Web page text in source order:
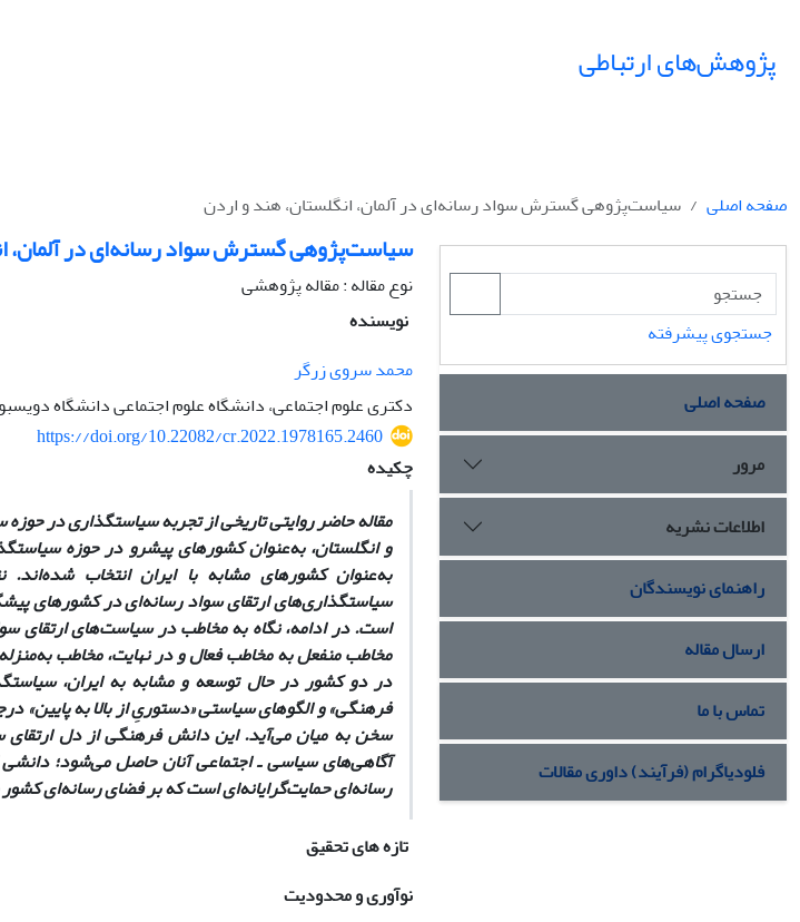
پژوهش‌های ارتباطی
صفحه اصلی سیاست‌پژوهی گسترش سواد رسانه‌ای در آلمان، انگلستان، هند و اردن
سیاست‌پژوهی گسترش سواد رسانه‌ای در آلمان،
نوع مقاله : مقاله پژوهشی
نویسنده
محمد سروی زرگر
دکتری علوم اجتماعی، دانشگاه علوم اجتماعی دانشگاه
https://doi.org/10.22082/cr.2022.1978165.2460
چکیده
مقاله حاضر روایتی تاریخی از تجربه سیاستگذاری در
و انگلستان، به‌عنوان کشورهای پیشرو در حوزه
به‌عنوان کشورهای مشابه با ایران انتخاب
سیاستگذاری‌های ارتقای سواد رسانه‌ای در کشورهای
است. در ادامه، نگاه به مخاطب در سیاست‌های ارتقای
مخاطب منفعل به مخاطب فعال و در نهایت، مخاطب
در دو کشور در حال توسعه و مشابه به ایران،
فرهنگی» و الگوهای سیاستی «دستوریِ از بالا به پایین»
سخن به میان می‌آید. این دانش فرهنگی از دل ارتقای
آگاهی‌های سیاسی ـ اجتماعی آنان حاصل می‌شود؛ دانشی
رسانه‌ای حمایت‌گرایانه‌ای است که بر فضای رسانه‌ای
تازه های تحقیق
نوآوری و محدودیت
جستجوی پیشرفته
صفحه اصلی
مرور
اطلاعات نشریه
راهنمای نویسندگان
ارسال مقاله
تماس با ما
فلودیاگرام (فرآیند) داوری مقالات